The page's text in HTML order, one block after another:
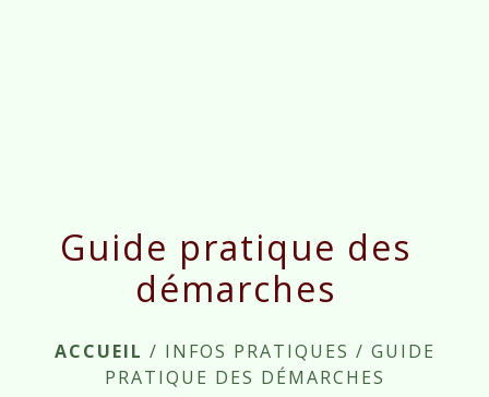
Guide pratique des
démarches
ACCUEIL / INFOS PRATIQUES / GUIDE
PRATIQUE DES DÉMARCHES